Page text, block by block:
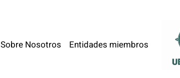
Sobre Nosotros Entidades miembros